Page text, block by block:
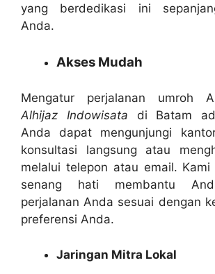
yang berdedikasi ini
Anda.
Akses Mudah
Mengatur perjalanan umroh
Alhijaz Indowisata di Batam
Anda dapat mengunjungi
konsultasi langsung atau
melalui telepon atau email. Kami
senang hati membantu
perjalanan Anda sesuai dengan
preferensi Anda.
Jaringan Mitra Lokal